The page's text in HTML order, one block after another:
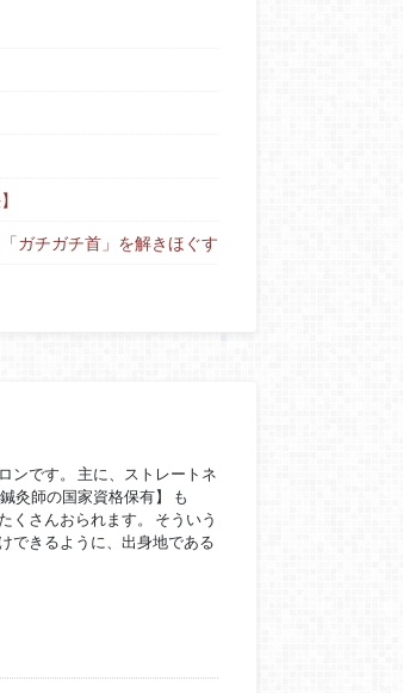
ガチガチ首」を解きほぐす
ンです。 主に、ストレートネ
灸師の国家資格保有】 も
くさんおられます。 そういう
できるように、出身地である